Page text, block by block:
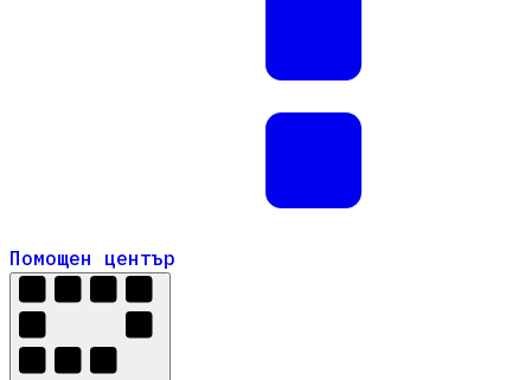
Помощен център
Помощен център